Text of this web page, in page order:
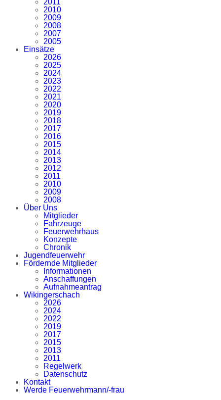
2011
2010
2009
2008
2007
2005
Einsätze
2026
2025
2024
2023
2022
2021
2020
2019
2018
2017
2016
2015
2014
2013
2012
2011
2010
2009
2008
Über Uns
Mitglieder
Fahrzeuge
Feuerwehrhaus
Konzepte
Chronik
Jugendfeuerwehr
Fördernde Mitglieder
Informationen
Anschaffungen
Aufnahmeantrag
Wikingerschach
2026
2024
2022
2019
2017
2015
2013
2011
Regelwerk
Datenschutz
Kontakt
Werde Feuerwehrmann/-frau